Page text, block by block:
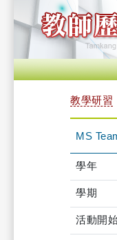
教學研習
MS
學年
學期
活動開